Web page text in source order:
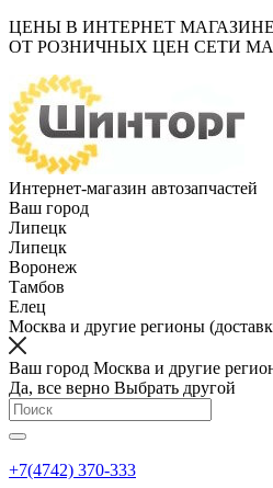
ЦЕНЫ В ИНТЕРНЕТ
ОТ РОЗНИЧНЫХ ЦЕН СЕТИ
Интернет-магазин автозапчастей
Ваш город
Липецк
Липецк
Воронеж
Тамбов
Елец
Москва и другие регионы
Ваш город Москва и другие
Да, все верно Выбрать другой
+7(4742) 370-333